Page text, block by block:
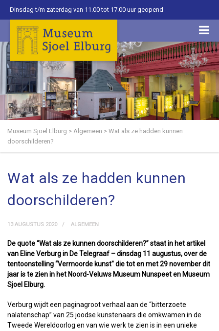
Dinsdag t/m zaterdag van 11.00 tot 17.00 uur geopend
Museum Sjoel Elburg > Algemeen > Wat als ze hadden kunnen
doorschilderen?
Wat als ze hadden kunnen
doorschilderen?
13 AUGUSTUS 2020 ALGEMEEN
De quote “Wat als ze kunnen doorschilderen?” staat in het artikel
van Eline Verburg in De Telegraaf – dinsdag 11 augustus, over de
tentoonstelling “Vermoorde kunst" die tot en met 29 november dit
jaar is te zien in het Noord-Veluws Museum Nunspeet en Museum
Sjoel Elburg.
Verburg wijdt een paginagroot verhaal aan de “bitterzoete
nalatenschap” van 25 joodse kunstenaars die omkwamen in de
Tweede Wereldoorlog en van wie werk te zien is in een unieke